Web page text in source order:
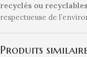
recyclés ou recyclables
respectueuse de
Produits